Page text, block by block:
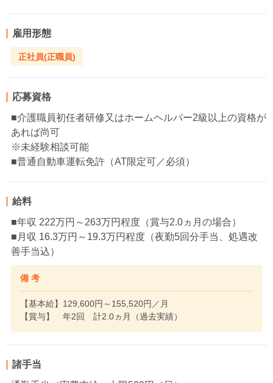
雇用形態
正社員(正職員)
応募資格
■介護職員初任者研修又はホームヘルパー2級以上の資格が
あれば尚可
※未経験相談可能
■普通自動車運転免許（AT限定可／必須）
給料
■年収 222万円～263万円程度（賞与2.0ヵ月の場合）
■月収 16.3万円～19.3万円程度（夜勤5回分手当、処遇改
善手当込）
備 考
【基本給】129,600円～155,520円／月
【賞与】 年2回 計2.0ヵ月（過去実績）
諸手当